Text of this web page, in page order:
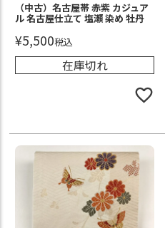
（中古）名古屋帯 赤紫 カジュア
ル 名古屋仕立て 塩瀬 染め 牡丹
¥5,500税込
在庫切れ